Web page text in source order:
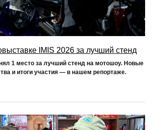
IMIS 2026 за лучший стенд
1 место за лучший стенд на мотошоу. Новые
и итоги участия — в нашем репортаже.